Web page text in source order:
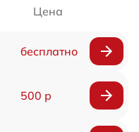
Цена
бесплатно
500 р